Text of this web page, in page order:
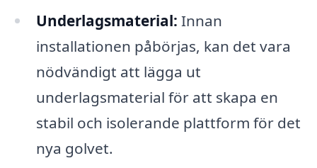
Underlagsmaterial: Innan
installationen påbörjas, kan det vara
nödvändigt att lägga ut
underlagsmaterial för att skapa en
stabil och isolerande plattform för det
nya golvet.